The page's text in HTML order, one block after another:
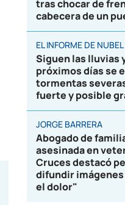
tras chocar de
cabecera de un
EL INFORME DE
Siguen las lluvias
próximos días se
tormentas
fuerte y posible
JORGE BARRERA
Abogado de
asesinada en
Cruces destacó
difundir
el dolor"